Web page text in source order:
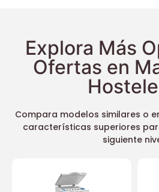
Explora Más
Ofertas en
Compara modelos similares o
características superiores
siguiente